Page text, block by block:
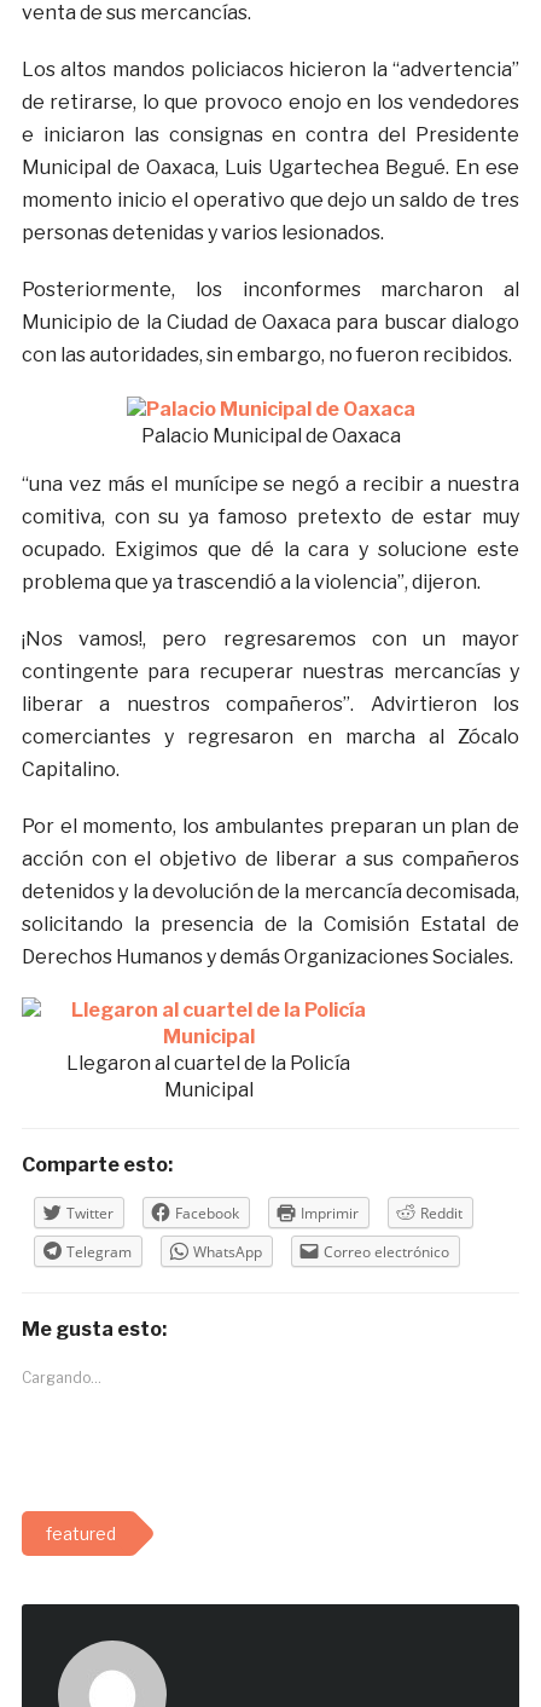
venta de sus mercancías.
Los altos mandos policiacos hicieron la “advertencia”
de retirarse, lo que provoco enojo en los vendedores
e iniciaron las consignas en contra del Presidente
Municipal de Oaxaca, Luis Ugartechea Begué. En ese
momento inicio el operativo que dejo un saldo de tres
personas detenidas y varios lesionados.
Posteriormente, los inconformes marcharon al
Municipio de la Ciudad de Oaxaca para buscar dialogo
con las autoridades, sin embargo, no fueron recibidos.
Palacio Municipal de Oaxaca
“una vez más el munícipe se negó a recibir a nuestra
comitiva, con su ya famoso pretexto de estar muy
ocupado. Exigimos que dé la cara y solucione este
problema que ya trascendió a la violencia”, dijeron.
¡Nos vamos!, pero regresaremos con un mayor
contingente para recuperar nuestras mercancías y
liberar a nuestros compañeros”. Advirtieron los
comerciantes y regresaron en marcha al Zócalo
Capitalino.
Por el momento, los ambulantes preparan un plan de
acción con el objetivo de liberar a sus compañeros
detenidos y la devolución de la mercancía decomisada,
solicitando la presencia de la Comisión Estatal de
Derechos Humanos y demás Organizaciones Sociales.
Llegaron al cuartel de la Policía
Municipal
Comparte esto:
Twitter Facebook Imprimir
Reddit
Telegram
WhatsApp Correo electrónico
Me gusta esto:
Cargando...
featured